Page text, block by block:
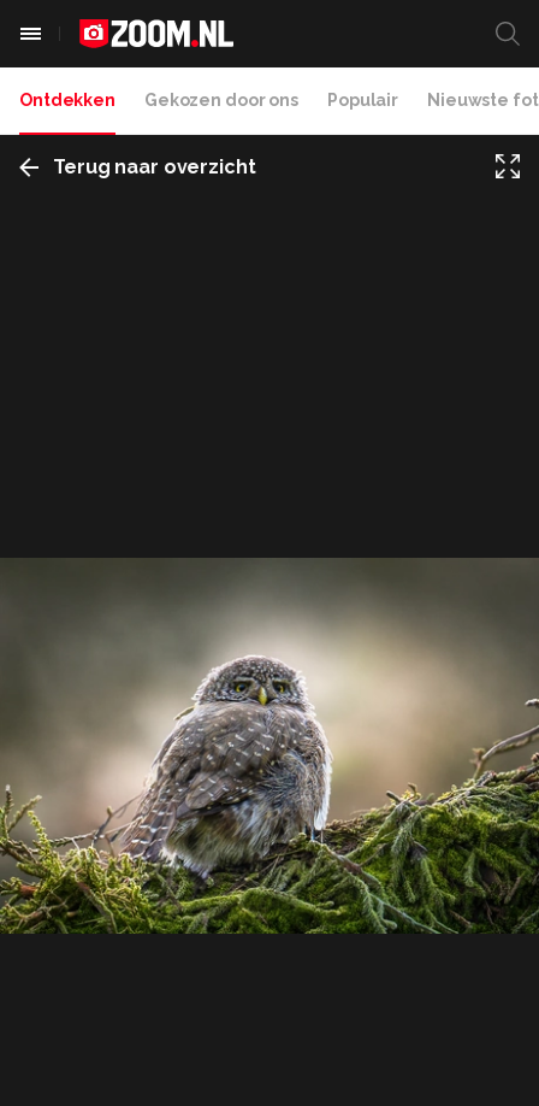
Ontdekken Gekozen door ons Populair Nieuwste
Terug naar overzicht